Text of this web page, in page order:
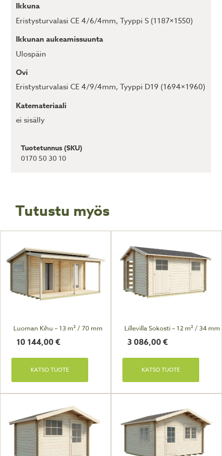
Ikkuna
Eristysturvalasi CE 4/6/4mm, Tyyppi S (1187×1550)
Ikkunan aukeamissuunta
Ulospäin
Ovi
Eristysturvalasi CE 4/9/4mm, Tyyppi D19 (1694×1960)
Katemateriaali
ei sisälly
Tuotetunnus (SKU)
0170 50 30 10
Tutustu myös
Luoman Kihu – 13 m² / 70 mm
10 144,00€
KATSO TUOTE
Lillevilla Sokosti – 12 m² / 34 mm
3 086,00€
KATSO TUOTE